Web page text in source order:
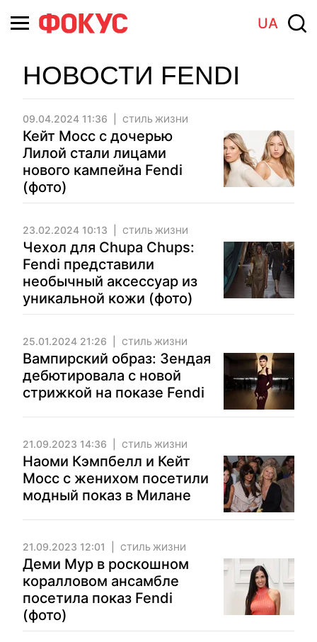
UA
НОВОСТИ FENDI
09.04.2024 11:36 СТИЛЬ ЖИЗНИ
Кейт Мосс с дочерью
Лилой стали лицами
нового кампейна Fendi
(фото)
23.02.2024 10:13 СТИЛЬ ЖИЗНИ
Чехол для Chupa Chups:
Fendi представили
необычный аксессуар из
уникальной кожи (фото)
25.01.2024 21:26 СТИЛЬ ЖИЗНИ
Вампирский образ: Зендая
дебютировала с новой
стрижкой на показе Fendi
21.09.2023 14:36 СТИЛЬ ЖИЗНИ
Наоми Кэмпбелл и Кейт
Мосс с женихом посетили
модный показ в Милане
21.09.2023 12:01 СТИЛЬ ЖИЗНИ
Деми Мур в роскошном
коралловом ансамбле
посетила показ Fendi
(фото)